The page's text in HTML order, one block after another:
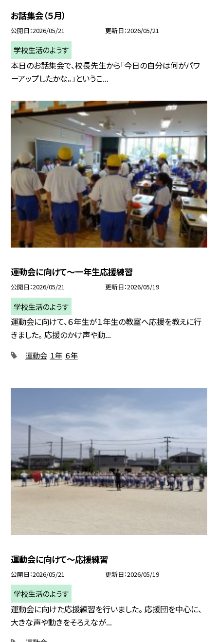
お話集会（５月）
公開日 2026/05/21 更新日 2026/05/21
学校生活のようす
本日のお話集会で、校長先生から「今日の自分は何がパワ
ーアップしたかな。」というこ...
運動会に向けて～一年生応援練習
公開日 2026/05/21 更新日 2026/05/19
学校生活のようす
運動会に向けて、６年生が１年生の教室へ応援を教えに行
きました。 応援のかけ声や動...
運動会 １年 ６年
運動会に向けて～応援練習
公開日 2026/05/21 更新日 2026/05/19
学校生活のようす
運動会に向けた応援練習を行いました。 応援団を中心に、
大きな声や動きをそろえなが...